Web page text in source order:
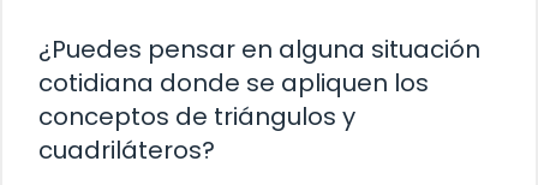
¿Puedes pensar en alguna situación
cotidiana donde se apliquen los
conceptos de triángulos y
cuadriláteros?